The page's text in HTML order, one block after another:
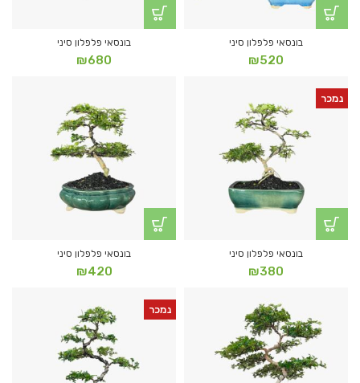
בונסאי פלפלון סיני
₪520
בונסאי פלפלון סיני
₪680
נמכר
בונסאי פלפלון סיני
₪380
בונסאי פלפלון סיני
₪420
נמכר